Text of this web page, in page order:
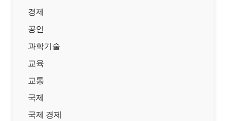
경제
공연
과학기술
교육
교통
국제
국제 경제